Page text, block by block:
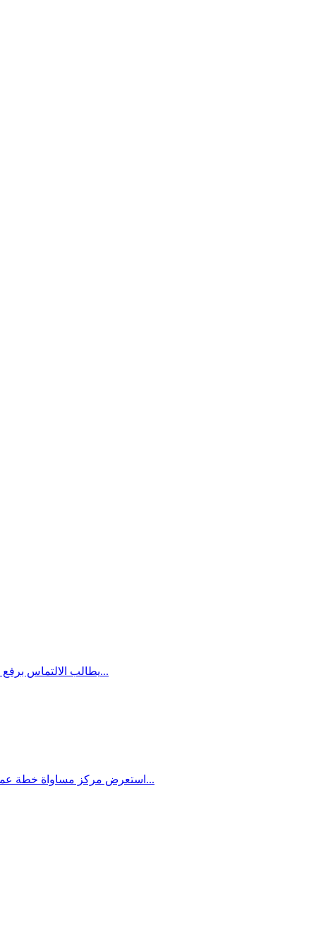
يطالب الالتماس برفع حجم الميزانيات المخصصة للثقافة العربية والتي لا تتجاوز 3% وبتعيين عرب في مواقع اتخاذ القرارات في كافة المجالات الثقافية وعلى بلورة...
استعرض مركز مساواة خطة عمل لمواجهة قانون "كمينتس" وسياسة توسيع هدم المنازل وملاحقة الجماهير العربية بسبب البناء خلال مؤتمر "الارض والمسكن" والذي عقده...